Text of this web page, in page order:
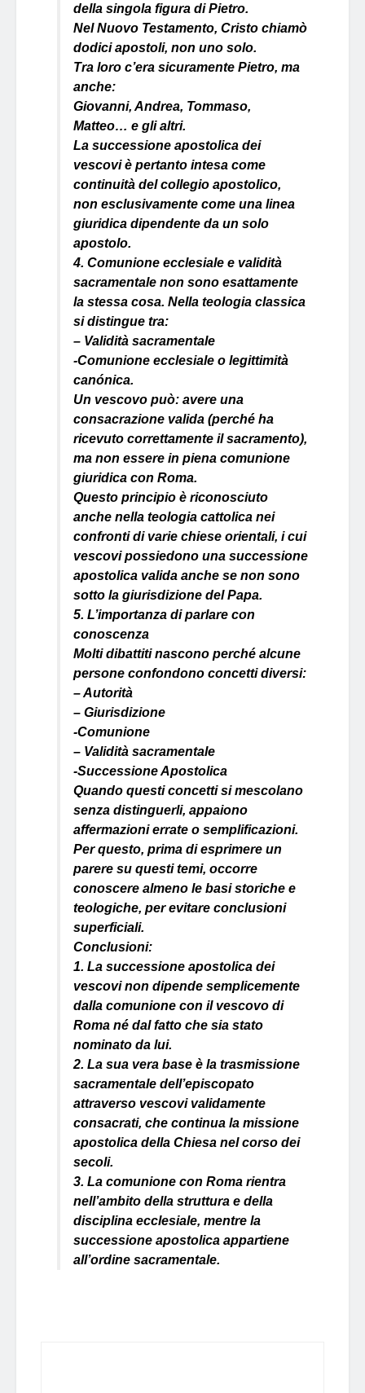
della singola figura di Pietro.
Nel Nuovo Testamento, Cristo chiamò
dodici apostoli, non uno solo.
Tra loro c’era sicuramente Pietro, ma
anche:
Giovanni, Andrea, Tommaso,
Matteo… e gli altri.
La successione apostolica dei
vescovi è pertanto intesa come
continuità del collegio apostolico,
non esclusivamente come una linea
giuridica dipendente da un solo
apostolo.
4. Comunione ecclesiale e validità
sacramentale non sono esattamente
la stessa cosa. Nella teologia classica
si distingue tra:
– Validità sacramentale
-Comunione ecclesiale o legittimità
canónica.
Un vescovo può: avere una
consacrazione valida (perché ha
ricevuto correttamente il sacramento),
ma non essere in piena comunione
giuridica con Roma.
Questo principio è riconosciuto
anche nella teologia cattolica nei
confronti di varie chiese orientali, i cui
vescovi possiedono una successione
apostolica valida anche se non sono
sotto la giurisdizione del Papa.
5. L’importanza di parlare con
conoscenza
Molti dibattiti nascono perché alcune
persone confondono concetti diversi:
– Autorità
– Giurisdizione
-Comunione
– Validità sacramentale
-Successione Apostolica
Quando questi concetti si mescolano
senza distinguerli, appaiono
affermazioni errate o semplificazioni.
Per questo, prima di esprimere un
parere su questi temi, occorre
conoscere almeno le basi storiche e
teologiche, per evitare conclusioni
superficiali.
Conclusioni:
1. La successione apostolica dei
vescovi non dipende semplicemente
dalla comunione con il vescovo di
Roma né dal fatto che sia stato
nominato da lui.
2. La sua vera base è la trasmissione
sacramentale dell’episcopato
attraverso vescovi validamente
consacrati, che continua la missione
apostolica della Chiesa nel corso dei
secoli.
3. La comunione con Roma rientra
nell’ambito della struttura e della
disciplina ecclesiale, mentre la
successione apostolica appartiene
all’ordine sacramentale.